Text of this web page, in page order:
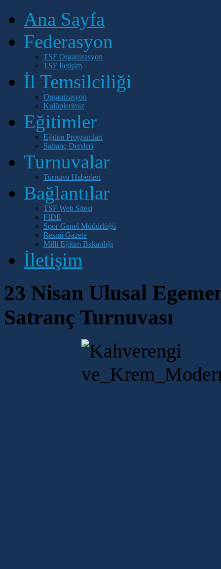
Ana Sayfa
Federasyon
TSF Organizasyon
TSF İletişim
İl Temsilciliği
Organizasyon
Kulüplerimiz
Eğitimler
Eğitim Programları
Satranç Dersleri
Turnuvalar
Turnuva Haberleri
Bağlantılar
TSF Web Sitesi
FIDE
Spor Genel Müdürlüğü
Resmi Gazete
Milli Eğitim Bakanlığı
İletişim
23 Nisan Ulusal
Satranç Turnuvası